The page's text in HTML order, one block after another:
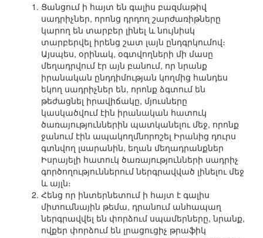
Ցանցում ի հայտ են գալիս բազմաթիվ
սադրիչներ, որոնց դրդող շարժառիթները
կարող են տարբեր լինել և նույնիսկ
տարբերվել իրենց շատ լայն ընդգրկումով։
Այսպես, օրինակ, օգտվողների մի մասը
մեղադրվում էր այն բանում, որ նրանք
իրանական ընդդիմության կողմից հանդես
եկող սադրիչներ են, որոնք ձգտում են
թեժացնել իրավիճակը, մյուսները
կասկածվում էին իրանական հատուկ
ծառայություններին պատկանելու մեջ, որոնք
ջանում էին ապակողմնորոշել Իրանից դուրս
գտնվող լսարանին, եղան մեղադրանքներ
Իսրայելի հատուկ ծառայությունների սադրիչ
գործողություններում ներգրավված լինելու մեջ
և այլն։
Հենց որ ինտերնետում ի հայտ է գալիս
միտումնային թեմա, դրանում անհապաղ
ներգրավվել են փորձում սպամերները, նրանք,
ովքեր փորձում են լրացուցիչ թրաֆիկ